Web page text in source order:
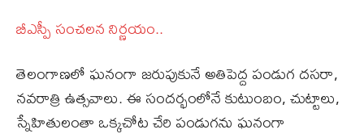
బీఎస్పీ సంచలన నిర్ణయం..
తెలంగాణలో ఘనంగా జరుపుకునే అతిపెద్ద పండుగ దసరా,
నవరాత్రి ఉత్సవాలు. ఈ సందర్భంలోనే కుటుంబం, చుట్టాలు,
స్నేహితులంతా ఒక్కచోట చేరి పండుగను ఘనంగా